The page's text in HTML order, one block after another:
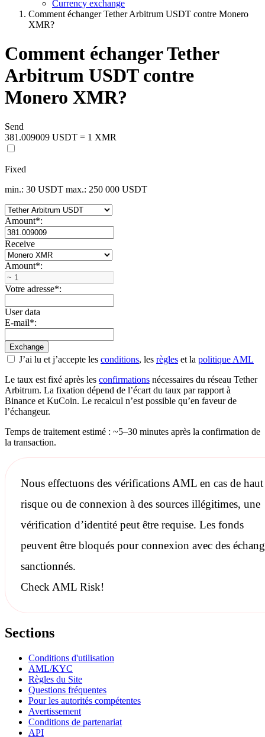
Currency exchange
Comment échanger Tether Arbitrum USDT contre Monero
XMR?
Comment échanger Tether
Arbitrum USDT contre
Monero XMR?
Send
381.009009 USDT = 1 XMR
Fixed
min.: 30 USDT max.: 250 000 USDT
Amount*:
Receive
Amount*:
Votre adresse*:
User data
E-mail*:
J’ai lu et j’accepte les conditions, les règles et la politique AML
Le taux est fixé après les confirmations nécessaires du réseau Tether
Arbitrum. La fixation dépend de l’écart du taux par rapport à
Binance et KuCoin. Le recalcul n’est possible qu’en faveur de
l’échangeur.
Temps de traitement estimé : ~5–30 minutes après la confirmation de
la transaction.
Nous effectuons des vérifications AMLen cas de haut
risque ou de connexion à des sources illégitimes, une
vérification d’identité peut être requise. Les fonds
peuvent être bloqués pour connexion avec des
sanctionnés.
Check AML Risk!
Sections
Conditions d'utilisation
AML/KYC
Règles du Site
Questions fréquentes
Pour les autorités compétentes
Avertissement
Conditions de partenariat
API